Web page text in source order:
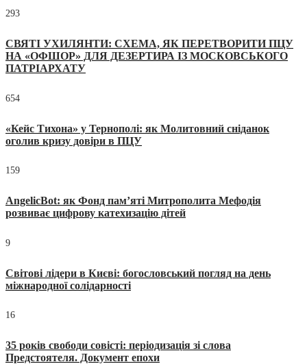
293
СВЯТІ УХИЛЯНТИ: СХЕМА, ЯК ПЕРЕТВОРИТИ ПЦУ
НА «ОФШОР» ДЛЯ ДЕЗЕРТИРА ІЗ МОСКОВСЬКОГО
ПАТРІАРХАТУ
654
«Кейс Тихона» у Тернополі: як Молитовний сніданок
оголив кризу довіри в ПЦУ
159
AngelicBot: як Фонд пам’яті Митрополита Мефодія
розвиває цифрову катехизацію дітей
9
Світові лідери в Києві: богословський погляд на день
міжнародної солідарності
16
35 років свободи совісті: періодизація зі слова
Предстоятеля. Документ епохи